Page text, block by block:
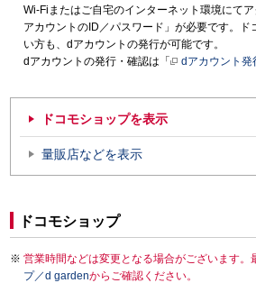
Wi-Fiまたはご自宅のインターネット環境にて
アカウントのID／パスワード」が必要です。ド
い方も、dアカウントの発行が可能です。
dアカウントの発行・確認は「
dアカウント発
ドコモショップを表示
量販店などを表示
ドコモショップ
営業時間などは変更となる場合がございます。
プ／d gardenからご確認ください。